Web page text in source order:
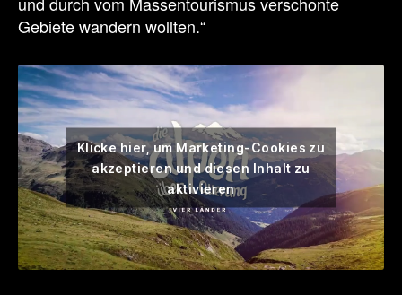
Gebiete wandern wollten.“
Klicke hier, um Marketing-Cookies zu
akzeptieren und diesen Inhalt zu
aktivieren